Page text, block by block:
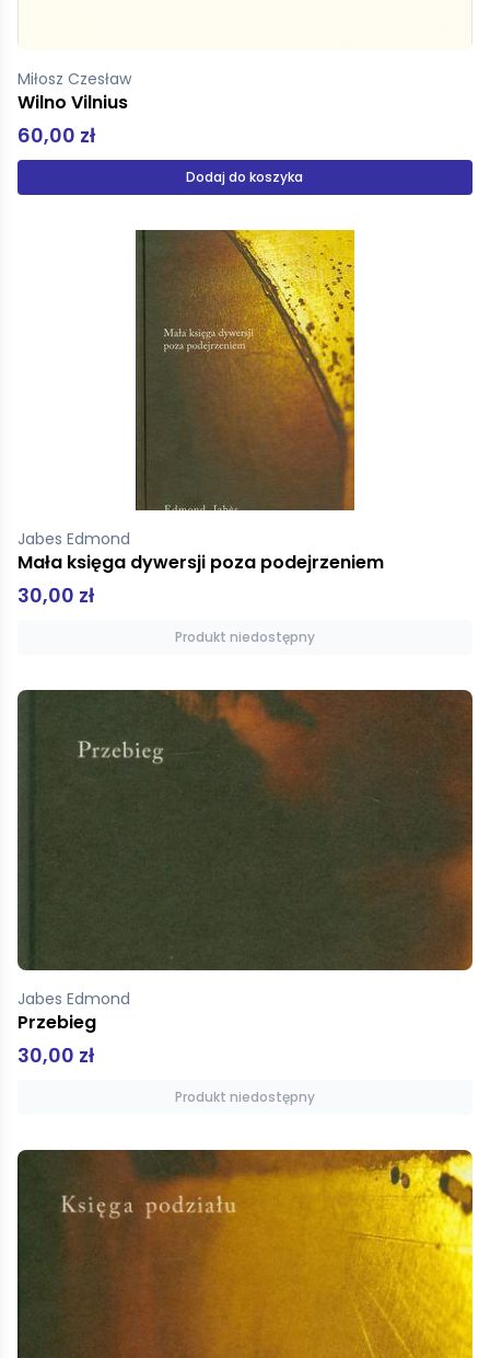
Miłosz Czesław
Wilno Vilnius
60,00 zł
Dodaj do koszyka
Jabes Edmond
Mała księga dywersji poza podejrzeniem
30,00 zł
Produkt niedostępny
Jabes Edmond
Przebieg
30,00 zł
Produkt niedostępny